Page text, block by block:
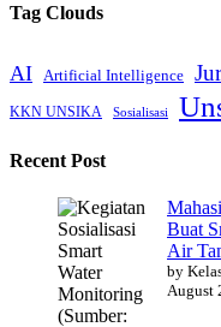
Tag Clouds
AI Artificial Intelligence
KKN UNSIKA Sosialisasi
Recent Post
Buat
Air
by
August